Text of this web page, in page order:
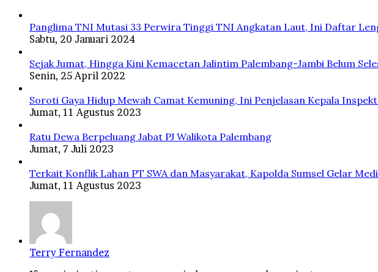
Panglima TNI Mutasi 33 Perwira Tinggi TNI Angkatan Laut, Ini Daftar
Sabtu, 20 Januari 2024
Sejak Jumat, Hingga Kini Kemacetan Jalintim Palembang-Jambi Belum
Senin, 25 April 2022
Soroti Gaya Hidup Mewah Camat Kemuning, Ini Penjelasan Kepala
Jumat, 11 Agustus 2023
Ratu Dewa Berpeluang Jabat PJ Walikota Palembang
Jumat, 7 Juli 2023
Terkait Konflik Lahan PT SWA dan Masyarakat, Kapolda Sumsel Gelar
Jumat, 11 Agustus 2023
Terry Fernandez